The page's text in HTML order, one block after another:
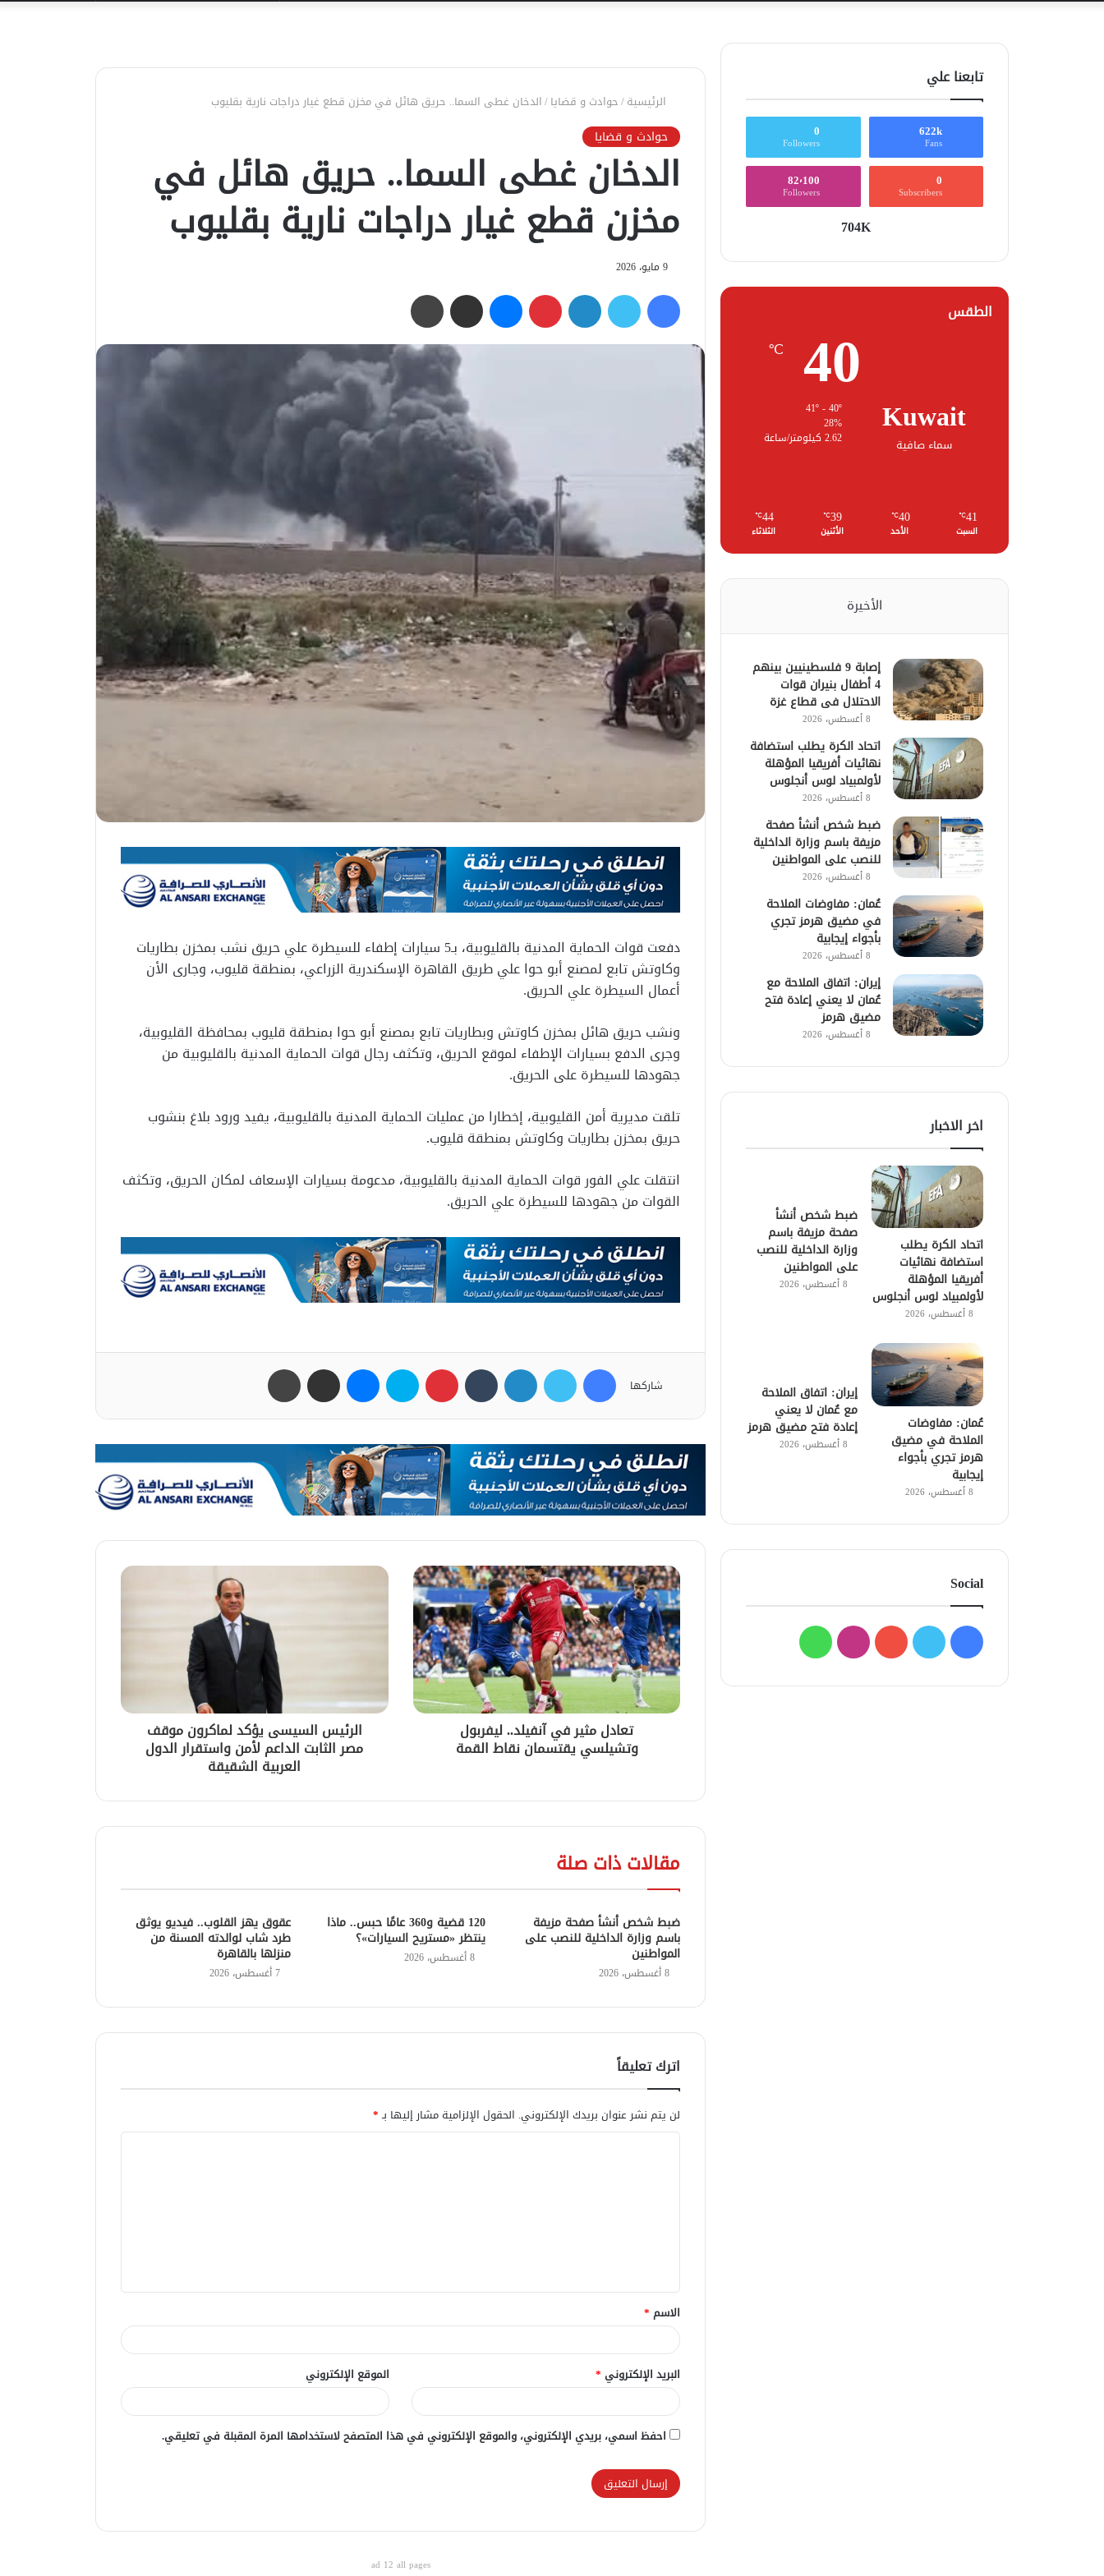
الرئيسية/حوادث و قضايا/الدخان غطى السما.. حريق هائل في مخزن قطع غيار دراجات نارية بقليوب
حوادث و قضايا
الدخان غطى السما.. حريق هائل في
مخزن قطع غيار دراجات نارية بقليوب
9 مايو، 2026
فيسبوك تويتر لينكدإن بينتيريست ماسنجر مشاركة عبر البريد
دفعت قوات الحماية المدنية بالقليوبية، بـ5 سيارات إطفاء للسيطرة علي حريق نشب بمخزن بطاريات
وكاوتش تابع لمصنع أبو حوا علي طريق القاهرة الإسكندرية الزراعي، بمنطقة قليوب، وجارى الأن
أعمال السيطرة علي الحريق.
ونشب حريق هائل بمخزن كاوتش وبطاريات تابع بمصنع أبو حوا بمنطقة قليوب بمحافظة القليوبية،
وجرى الدفع بسيارات الإطفاء لموقع الحريق، وتكثف رجال قوات الحماية المدنية بالقليوبية من
جهودها للسيطرة على الحريق.
تلقت مديرية أمن القليوبية، إخطارا من عمليات الحماية المدنية بالقليوبية، يفيد ورود بلاغ بنشوب
حريق بمخزن بطاريات وكاوتش بمنطقة قليوب.
انتقلت علي الفور قوات الحماية المدنية بالقليوبية، مدعومة بسيارات الإسعاف لمكان الحريق، وتكثف
القوات من جهودها للسيطرة علي الحريق.
شاركها
فيسبوك تويتر لينكدإن بينتيريست سكايب ماسنجر مشاركة عبر البريد
تعادل مثير في آنفيلد.. ليفربول
وتشيلسي يقتسمان نقاط القمة
الرئيس السيسى يؤكد لماكرون موقف
مصر الثابت الداعم لأمن واستقرار الدول
العربية الشقيقة
مقالات ذات صلة
ضبط شخص أنشأ صفحة مزيفة
باسم وزارة الداخلية للنصب على
المواطنين
8 أغسطس، 2026
120 قضية و360 عامًا حبس.. ماذا
ينتظر «مستريح السيارات»؟
8 أغسطس، 2026
عقوق يهز القلوب.. فيديو يوثق
طرد شاب لوالدته المسنة من
منزلها بالقاهرة
7 أغسطس، 2026
اترك تعليقاً
لن يتم نشر عنوان بريدك الإلكتروني. الحقول الإلزامية مشار إليها بـ*
ق
*
الاسم *
البريد الإلكتروني * الموقع الإلكتروني
احفظ اسمي، بريدي الإلكتروني، والموقع الإلكتروني في هذا المتصفح لاستخدامها المرة المقبلة في تعليقي.
ad 12 all pages
تابعنا علي
622k
Fans
0
Followers
0
Subscribers
82٬100
Followers
704K
الطقس
Kuwait
سماء صافية
40
℃
41º - 40º
28%
2.62 كيلومتر/ساعة
41
℃
السبت
40
℃
الأحد
39
℃
الأثنين
44
℃
الثلاثاء
الأخيرة
إصابة 9 فلسطينيين بينهم
4 أطفال بنيران قوات
الاحتلال فى قطاع غزة
8 أغسطس، 2026
اتحاد الكرة يطلب استضافة
نهائيات أفريقيا المؤهلة
لأولمبياد لوس أنجلوس
8 أغسطس، 2026
ضبط شخص أنشأ صفحة
مزيفة باسم وزارة الداخلية
للنصب على المواطنين
8 أغسطس، 2026
عُمان: مفاوضات الملاحة
في مضيق هرمز تجري
بأجواء إيجابية
8 أغسطس، 2026
إيران: اتفاق الملاحة مع
عُمان لا يعني إعادة فتح
مضيق هرمز
8 أغسطس، 2026
اخر الاخبار
اتحاد الكرة يطلب
استضافة نهائيات
أفريقيا المؤهلة
لأولمبياد لوس أنجلوس
8 أغسطس، 2026
ضبط شخص أنشأ
صفحة مزيفة باسم
وزارة الداخلية للنصب
على المواطنين
8 أغسطس، 2026
عُمان: مفاوضات
الملاحة في مضيق
هرمز تجري بأجواء
إيجابية
8 أغسطس، 2026
إيران: اتفاق الملاحة
مع عُمان لا يعني
إعادة فتح مضيق هرمز
8 أغسطس، 2026
Social
فيسبوك
تويتر يوتيوبانستقرامواتساب